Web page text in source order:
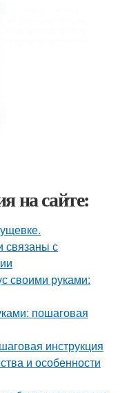
на сайте:
связаны с
своими руками:
пошаговая
инструкция
и особенности